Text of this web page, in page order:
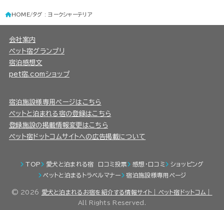
HOME タグ : ヨークシャーテリア
会社案内
ペット宿グランプリ
宿泊感想文
pet宿.comショップ
宿泊施設様専用ページはこちら
ペットと泊まれる宿の登録はこちら
登録施設の掲載情報変更はこちら
ペット宿ドットコムサイトへの広告掲載について
TOP 愛犬と泊まれる宿 口コミ投票 感想・口コミ
ショッピング
ペットと泊まるトラベルマナー
宿泊施設様専用ページ
© 2026
愛犬と泊まれるお宿を紹介する情報サイト｜ペット宿ドットコム｜
All Rights Reserved.